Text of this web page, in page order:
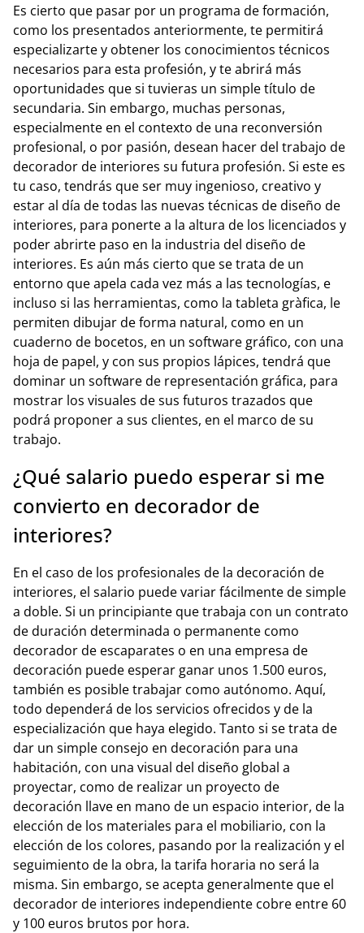
Es cierto que pasar por un programa de formación,
como los presentados anteriormente, te permitirá
especializarte y obtener los conocimientos técnicos
necesarios para esta profesión, y te abrirá más
oportunidades que si tuvieras un simple título de
secundaria. Sin embargo, muchas personas,
especialmente en el contexto de una reconversión
profesional, o por pasión, desean hacer del trabajo de
decorador de interiores su futura profesión. Si este es
tu caso, tendrás que ser muy ingenioso, creativo y
estar al día de todas las nuevas técnicas de diseño de
interiores, para ponerte a la altura de los licenciados y
poder abrirte paso en la industria del diseño de
interiores. Es aún más cierto que se trata de un
entorno que apela cada vez más a las tecnologías, e
incluso si las herramientas, como la tableta gràfica, le
permiten dibujar de forma natural, como en un
cuaderno de bocetos, en un software gráfico, con una
hoja de papel, y con sus propios lápices, tendrá que
dominar un software de representación gráfica, para
mostrar los visuales de sus futuros trazados que
podrá proponer a sus clientes, en el marco de su
trabajo.
¿Qué salario puedo esperar si me
convierto en decorador de
interiores?
En el caso de los profesionales de la decoración de
interiores, el salario puede variar fácilmente de simple
a doble. Si un principiante que trabaja con un contrato
de duración determinada o permanente como
decorador de escaparates o en una empresa de
decoración puede esperar ganar unos 1.500 euros,
también es posible trabajar como autónomo. Aquí,
todo dependerá de los servicios ofrecidos y de la
especialización que haya elegido. Tanto si se trata de
dar un simple consejo en decoración para una
habitación, con una visual del diseño global a
proyectar, como de realizar un proyecto de
decoración llave en mano de un espacio interior, de la
elección de los materiales para el mobiliario, con la
elección de los colores, pasando por la realización y el
seguimiento de la obra, la tarifa horaria no será la
misma. Sin embargo, se acepta generalmente que el
decorador de interiores independiente cobre entre 60
y 100 euros brutos por hora.